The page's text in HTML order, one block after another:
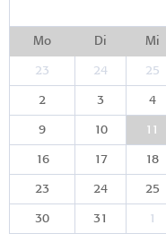
Mo Di Mi
23 24 25
2 3 4
9 10 11
16 17 18
23 24 25
30 31 1